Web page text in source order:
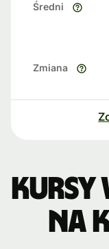
Średni
Zmiana
Kursy
na